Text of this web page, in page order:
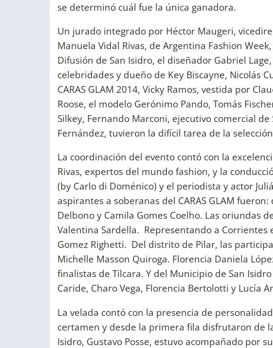
se determinó cuál fue la única ganadora.
Un jurado integrado por Héctor Maugeri,
Manuela Vidal Rivas, de Argentina Fashion
Difusión de San Isidro, el diseñador Gabriel
celebridades y dueño de Key Biscayne, Nicolás
CARAS GLAM 2014, Vicky Ramos, vestida por
Roose, el modelo Gerónimo Pando, Tomás
Silkey, Fernando Marconi, ejecutivo comercial de
Fernández, tuvieron la difícil tarea de la
La coordinación del evento contó con la
Rivas, expertos del mundo fashion, y la
(by Carlo di Doménico) y el periodista y actor
aspirantes a soberanas del CARAS GLAM
Delbono y Camila Gomes Coelho. Las oriundas
Valentina Sardella. Representando a Corrientes
Gomez Righetti. Del distrito de Pilar, las
Michelle Masson Quiroga. Florencia Daniela
finalistas de Tilcara. Y del Municipio de San
Caride, Charo Vega, Florencia Bertolotti y Lucía
La velada contó con la presencia de
certamen y desde la primera fila disfrutaron de
Isidro, Gustavo Posse, estuvo acompañado por